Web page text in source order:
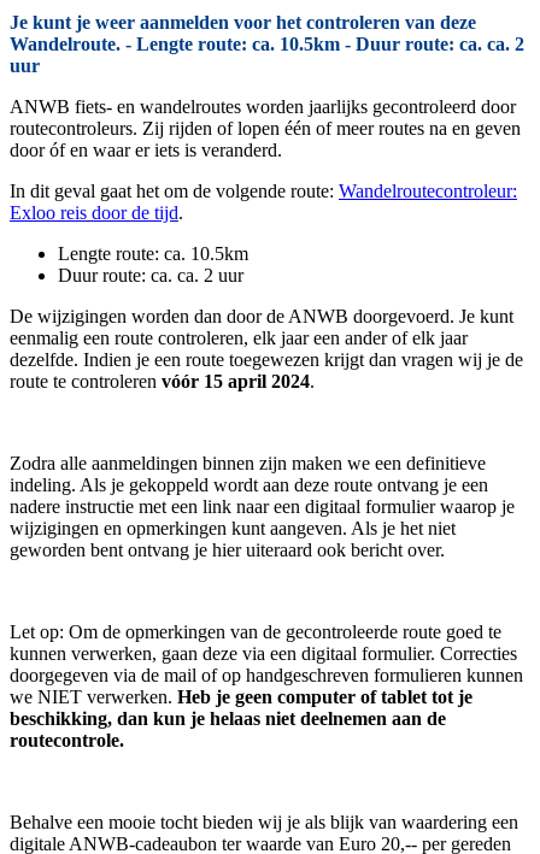
Je kunt je weer aanmelden voor het controleren van deze
Wandelroute. - Lengte route: ca. 10.5km - Duur route: ca. ca. 2
uur
ANWB fiets- en wandelroutes worden jaarlijks gecontroleerd door
routecontroleurs. Zij rijden of lopen één of meer routes na en geven
door óf en waar er iets is veranderd.
In dit geval gaat het om de volgende route: Wandelroutecontroleur:
Exloo reis door de tijd.
Lengte route: ca. 10.5km
Duur route: ca. ca. 2 uur
De wijzigingen worden dan door de ANWB doorgevoerd. Je kunt
eenmalig een route controleren, elk jaar een ander of elk jaar
dezelfde. Indien je een route toegewezen krijgt dan vragen wij je de
route te controleren vóór 15 april 2024.
Zodra alle aanmeldingen binnen zijn maken we een definitieve
indeling. Als je gekoppeld wordt aan deze route ontvang je een
nadere instructie met een link naar een digitaal formulier waarop je
wijzigingen en opmerkingen kunt aangeven. Als je het niet
geworden bent ontvang je hier uiteraard ook bericht over.
Let op: Om de opmerkingen van de gecontroleerde route goed te
kunnen verwerken, gaan deze via een digitaal formulier. Correcties
doorgegeven via de mail of op handgeschreven formulieren kunnen
we NIET verwerken. Heb je geen computer of tablet tot je
beschikking, dan kun je helaas niet deelnemen aan de
routecontrole.
Behalve een mooie tocht bieden wij je als blijk van waardering een
digitale ANWB-cadeaubon ter waarde van Euro 20,-- per gereden